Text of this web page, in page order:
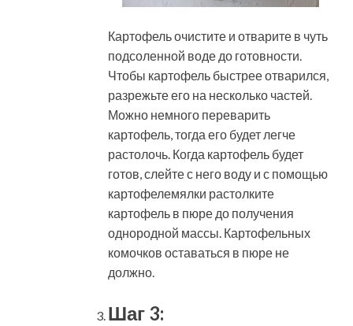
Картофель очистите и отварите в чуть
подсоленной воде до готовности.
Чтобы картофель быстрее отварился,
разрежьте его на несколько частей.
Можно немного переварить
картофель, тогда его будет легче
растолочь. Когда картофель будет
готов, слейте с него воду и с помощью
картофелемялки растолките
картофель в пюре до получения
однородной массы. Картофельных
комочков оставаться в пюре не
должно.
Шаг 3: